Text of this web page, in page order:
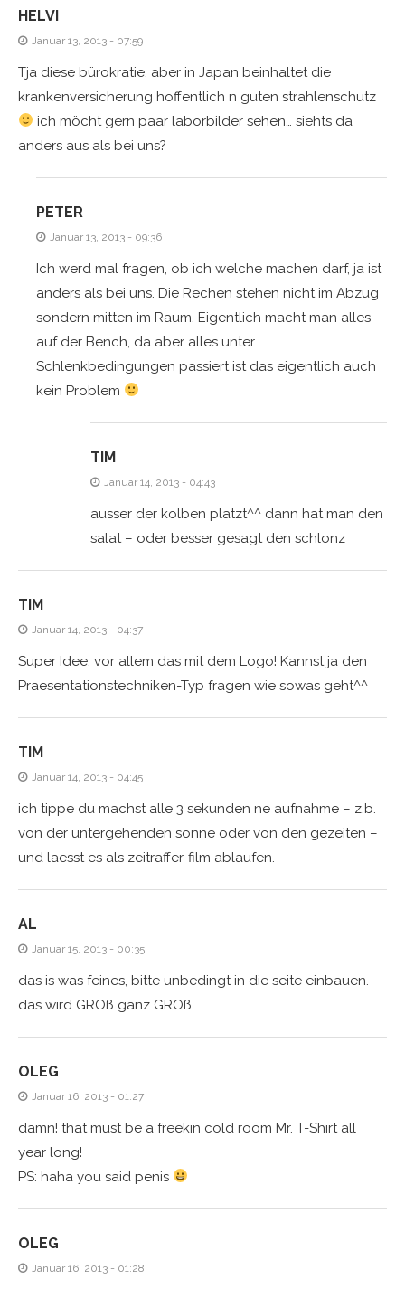
HELVI
Januar 13, 2013 - 07:59
Tja diese bürokratie, aber in Japan beinhaltet die
krankenversicherung hoffentlich n guten strahlenschutz
ich möcht gern paar laborbilder sehen… siehts da
anders aus als bei uns?
PETER
Januar 13, 2013 - 09:36
Ich werd mal fragen, ob ich welche machen darf, ja ist
anders als bei uns. Die Rechen stehen nicht im Abzug
sondern mitten im Raum. Eigentlich macht man alles
auf der Bench, da aber alles unter
Schlenkbedingungen passiert ist das eigentlich auch
kein Problem
TIM
Januar 14, 2013 - 04:43
ausser der kolben platzt^^ dann hat man den
salat – oder besser gesagt den schlonz
TIM
Januar 14, 2013 - 04:37
Super Idee, vor allem das mit dem Logo! Kannst ja den
Praesentationstechniken-Typ fragen wie sowas geht^^
TIM
Januar 14, 2013 - 04:45
ich tippe du machst alle 3 sekunden ne aufnahme – z.b.
von der untergehenden sonne oder von den gezeiten –
und laesst es als zeitraffer-film ablaufen.
AL
Januar 15, 2013 - 00:35
das is was feines, bitte unbedingt in die seite einbauen.
das wird GROß ganz GROß
OLEG
Januar 16, 2013 - 01:27
damn! that must be a freekin cold room Mr. T-Shirt all
year long!
PS: haha you said penis
OLEG
Januar 16, 2013 - 01:28